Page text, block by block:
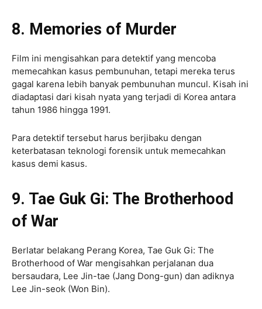
8. Memories of Murder
Film ini mengisahkan para detektif yang mencoba
memecahkan kasus pembunuhan, tetapi mereka terus
gagal karena lebih banyak pembunuhan muncul. Kisah ini
diadaptasi dari kisah nyata yang terjadi di Korea antara
tahun 1986 hingga 1991.
Para detektif tersebut harus berjibaku dengan
keterbatasan teknologi forensik untuk memecahkan
kasus demi kasus.
9. Tae Guk Gi: The Brotherhood
of War
Berlatar belakang Perang Korea, Tae Guk Gi: The
Brotherhood of War mengisahkan perjalanan dua
bersaudara, Lee Jin-tae (Jang Dong-gun) dan adiknya
Lee Jin-seok (Won Bin).